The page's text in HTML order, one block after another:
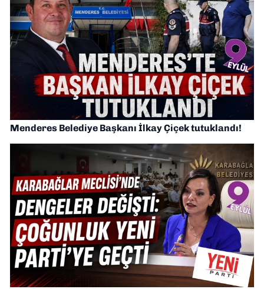
Menderes Belediye Başkanı İlkay Çiçek tutuklandı!